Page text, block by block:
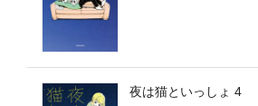
夜は猫といっしょ 4